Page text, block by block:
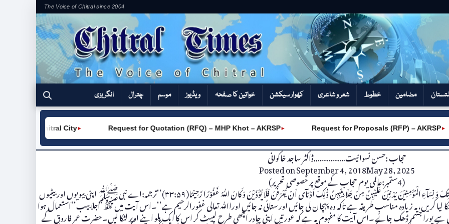
The Voice of Chitral since 2004
مضامین خطوط شعر و شاعری کھوار سیکشن‎ خواتین کا صفحہ ویڈیوز موسم چترال انگریزی
►
Request for Quotation (RFQ) – MHP Khot – AKRSP
►
(W) Chitral City ►
Request for Proposals (RFP) – AKRSP
حجاب :حسن نسوانیت……………..ڈاکٹر ساجد خاکوانی
Posted onSeptember 4, 2018May 28, 2025
(4ستمبر:عالمی یوم حجاب کے موقع پر خصوصی تحریر)
قرآن مجیدمیں اﷲ تعالی نے حکم دیا ہے کہ’’ یٰٓاَیُّہَا النَّبِیُّ قُلْ لِّاَزْوَاجِکَ وَ بَنٰتِکَ وَ نِسَآءِ الْمُؤْمِنِیْنَ یُدْنِیْنَ عَلَیْہِنَّ مِنْ جَلَابِیْبِہِنَّ ذٰلِکَ اَدْنآی اَنْ یُّعْرَفْنَ فَلَا یُؤْذَیْنَ وَ کَانَ اللّٰہُ غَفُوْرًا رَّحِیْمًا(۳۳:۵۹)‘‘ترجمہ:اے نبیﷺ اپنی بیویوں اور بیٹیوں
لیا کریں،یہ زیادہ مناسب طریقہ ہے تاکہ وہ پہچان لی جائیں اور ستائی نہ جائیں اوراﷲ تعالی غفورالرحیم ہے‘‘۔اس آیت میں لفظ ’’جلابیب‘‘استعمال ہوا
پورا جسم ڈھک جائے ۔اس آیت کا مفہوم یہ ہے کہ عورتیں اپنی چادر اچھی طرح لپیٹ کر اس کا ایک پلو اپنے اوپر لٹکا لیں۔حضرت عمر فاروق کے